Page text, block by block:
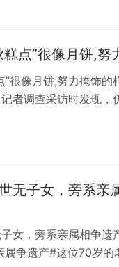
点”很像月饼,努
”很像月饼,努力掩饰
者调查采访时发现，
利时的巧克力品牌歌
无子女，旁系亲
子女，旁系亲属相争
属争遗产#这位70岁